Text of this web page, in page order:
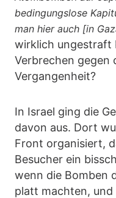
bedingungslose
man hier auch [in
wirklich ungestraft
Verbrechen gegen
Vergangenheit?
In Israel ging die
davon aus. Dort
Front organisiert,
Besucher ein
wenn die Bomben
platt machten, und